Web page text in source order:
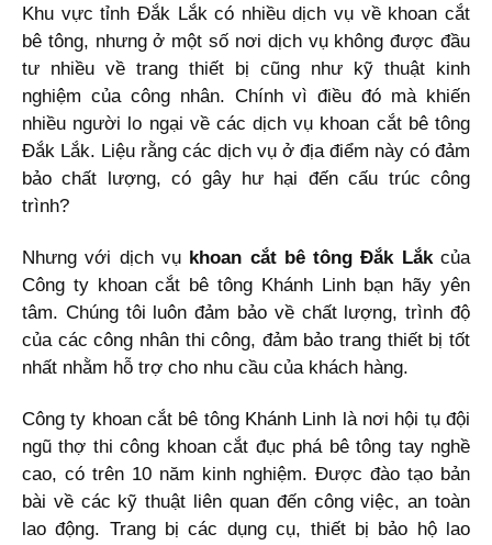
Khu vực tỉnh Đắk Lắk có nhiều dịch vụ về khoan cắt
bê tông, nhưng ở một số nơi dịch vụ không được đầu
tư nhiều về trang thiết bị cũng như kỹ thuật kinh
nghiệm của công nhân. Chính vì điều đó mà khiến
nhiều người lo ngại về các dịch vụ khoan cắt bê tông
Đắk Lắk. Liệu rằng các dịch vụ ở địa điểm này có đảm
bảo chất lượng, có gây hư hại đến cấu trúc công
trình?
Nhưng với dịch vụ khoan cắt bê tông Đắk Lắkcủa
Công ty khoan cắt bê tông Khánh Linh bạn hãy yên
tâm. Chúng tôi luôn đảm bảo về chất lượng, trình độ
của các công nhân thi công, đảm bảo trang thiết bị tốt
nhất nhằm hỗ trợ cho nhu cầu của khách hàng.
Công ty khoan cắt bê tông Khánh Linh là nơi hội tụ đội
ngũ thợ thi công khoan cắt đục phá bê tông tay nghề
cao, có trên 10 năm kinh nghiệm. Được đào tạo bản
bài về các kỹ thuật liên quan đến công việc, an toàn
lao động. Trang bị các dụng cụ, thiết bị bảo hộ lao